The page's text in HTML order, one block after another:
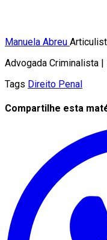
Manuela Abreu
Advogada Criminalista |
Tags Direito Penal
Compartilhe esta